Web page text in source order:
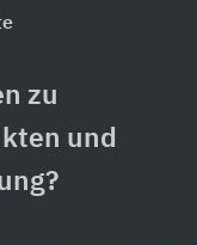
zu
und